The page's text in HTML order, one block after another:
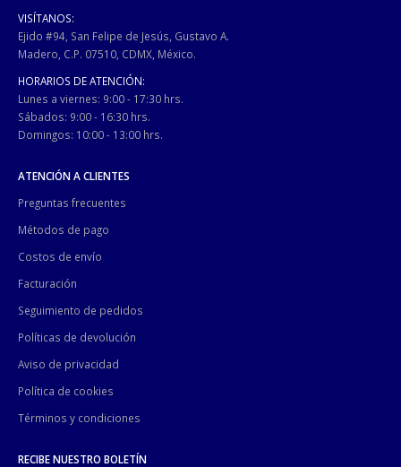
VISÍTANOS:
Ejido #94, San Felipe de Jesús, Gustavo A.
Madero, C.P. 07510, CDMX, México.
HORARIOS DE ATENCIÓN:
Lunes a viernes: 9:00 - 17:30 hrs.
Sábados: 9:00 - 16:30 hrs.
Domingos: 10:00 - 13:00 hrs.
ATENCIÓN A CLIENTES
Preguntas frecuentes
Métodos de pago
Costos de envío
Facturación
Seguimiento de pedidos
Políticas de devolución
Aviso de privacidad
Política de cookies
Términos y condiciones
RECIBE NUESTRO BOLETÍN